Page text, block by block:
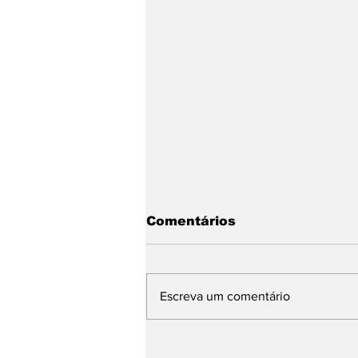
Comentários
Escreva um comentário